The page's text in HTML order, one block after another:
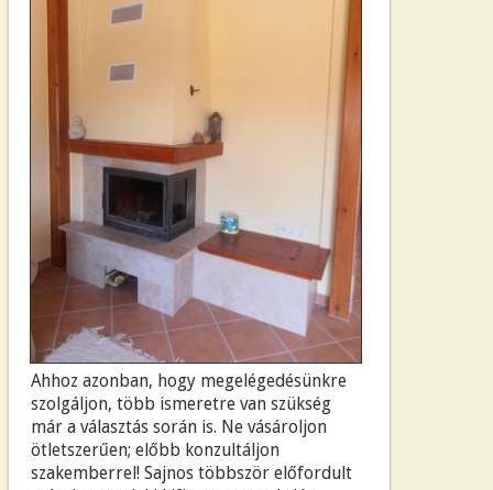
Ahhoz azonban, hogy megelégedésünkre
szolgáljon, több ismeretre van szükség
már a választás során is. Ne vásároljon
ötletszerűen; előbb konzultáljon
szakemberrel! Sajnos többször előfordult